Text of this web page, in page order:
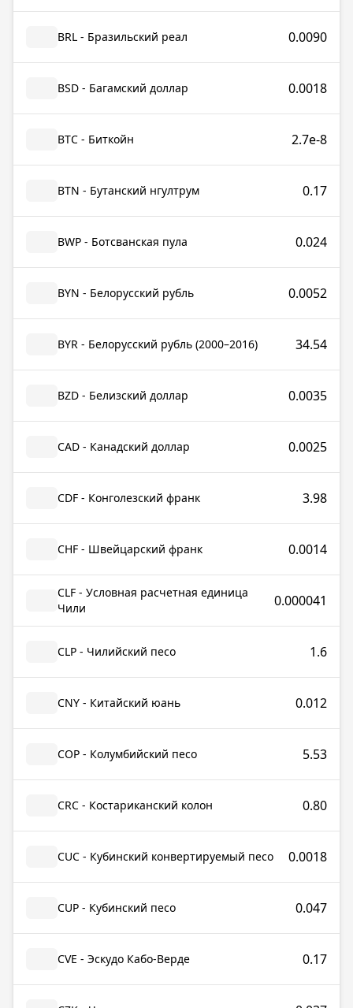
BRL - Бразильский реал 0.0090
BSD - Багамский доллар 0.0018
BTC - Биткойн 2.7e-8
BTN - Бутанский нгултрум 0.17
BWP - Ботсванская пула 0.024
BYN - Белорусский рубль 0.0052
BYR - Белорусский рубль (2000–2016) 34.54
BZD - Белизский доллар 0.0035
CAD - Канадский доллар 0.0025
CDF - Конголезский франк 3.98
CHF - Швейцарский франк 0.0014
CLF - Условная расчетная единица
Чили
0.000041
CLP - Чилийский песо 1.6
CNY - Китайский юань 0.012
COP - Колумбийский песо 5.53
CRC - Костариканский колон 0.80
CUC - Кубинский конвертируемый песо 0.0018
CUP - Кубинский песо 0.047
CVE - Эскудо Кабо-Верде 0.17